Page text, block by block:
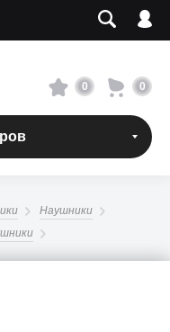
0 0
Наушники